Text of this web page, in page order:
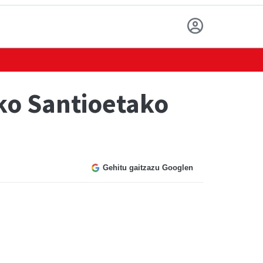
Santioetako
Gehitu gaitzazu Googlen